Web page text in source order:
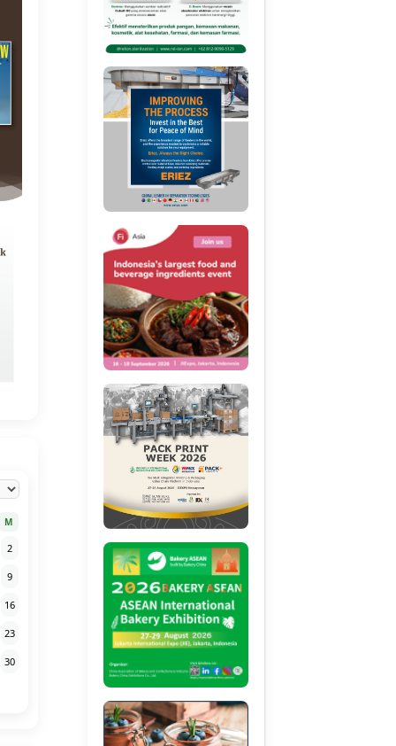
M
2
9
16
23
30